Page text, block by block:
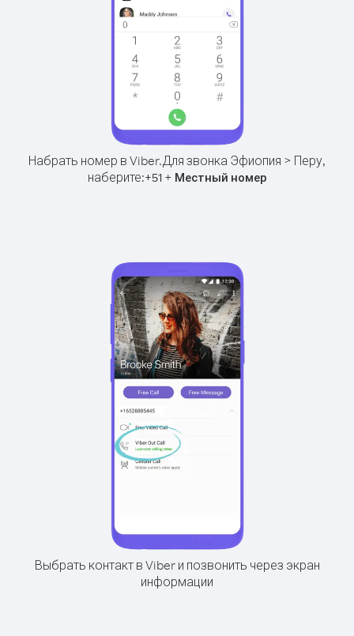
Набрать номер в Viber.Для звонка Эфиопия > Перу,
наберите:+51+ Местный номер
Выбрать контакт в Viber и позвонить через экран
информации